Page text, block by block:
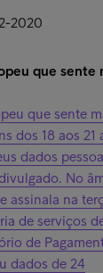
2020
que sente
que sente
dos 18 aos 21
dados
No
assinala na
de serviços
de
dados de 24